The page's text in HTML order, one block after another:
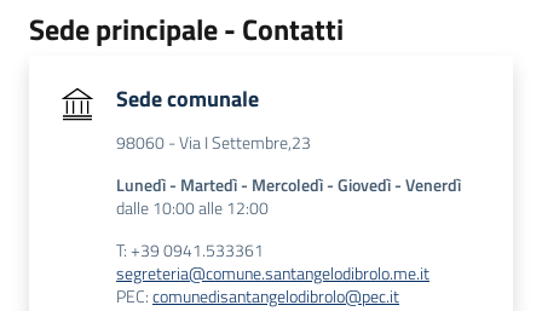
Sede principale - Contatti
Sede comunale
98060 - Via I Settembre,23
Lunedì - Martedì - Mercoledì - Giovedì - Venerdì
dalle 10:00 alle 12:00
T: +39 0941.533361
segreteria@comune.santangelodibrolo.me.it
PEC:comunedisantangelodibrolo@pec.it